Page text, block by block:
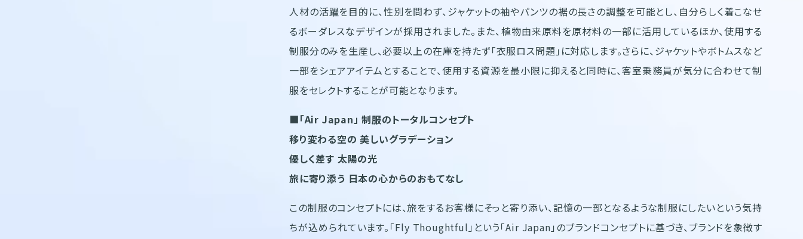
人材の活躍を目的に、性別を問わず、ジャケットの袖やパンツの裾の長さの調整を可能とし、自分らしく着こなせ
るボーダレスなデザインが採用されました。また、植物由来原料を原材料の一部に活用しているほか、使用する
制服分のみを生産し、必要以上の在庫を持たず「衣服ロス問題」に対応します。さらに、ジャケットやボトムスなど
一部をシェアアイテムとすることで、使用する資源を最小限に抑えると同時に、客室乗務員が気分に合わせて制
服をセレクトすることが可能となります。
■「Air Japan」 制服のトータルコンセプト
移り変わる空の 美しいグラデーション
優しく差す 太陽の光
旅に寄り添う 日本の心からのおもてなし
この制服のコンセプトには、旅をするお客様にそっと寄り添い、記憶の一部となるような制服にしたいという気持
ちが込められています。「Fly Thoughtful」という「Air Japan」のブランドコンセプトに基づき、ブランドを象徴す